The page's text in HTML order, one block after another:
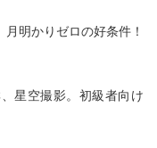
明かりゼロの好条件！
星空撮影。初級者向け